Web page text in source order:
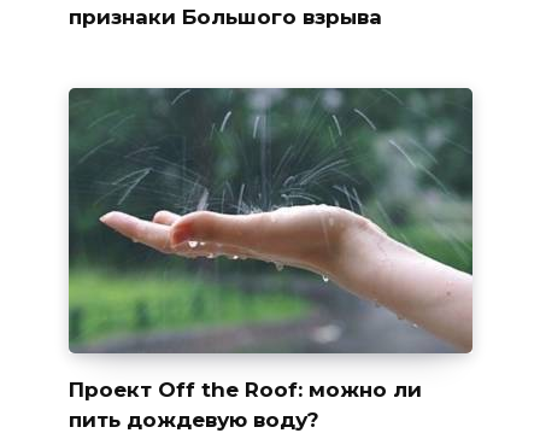
признаки Большого взрыва
Проект Off the Roof: можно ли
пить дождевую воду?